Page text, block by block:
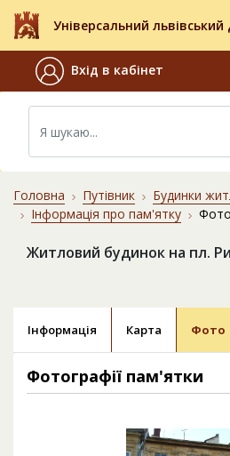
Універсальний львівський
Вхід в кабінет
Головна Путівник
Будинки
Інформація про пам'ятку
Фото
Житловий будинок на пл.
Інформація Карта Фото
Фотографії пам'ятки